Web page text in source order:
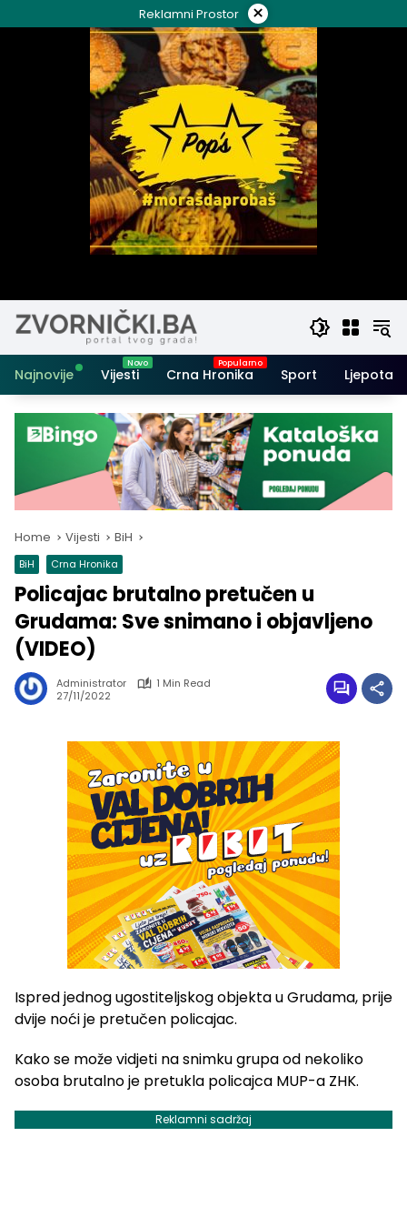
to
Reklamni Prostor ×
Najnovije Vijesti Crna Hronika Sport Ljepota i
Home Vijesti BiH
BiH Crna Hronika
Policajac brutalno pretučen u
Grudama: Sve snimano i objavljeno
(VIDEO)
Administrator
1 Min Read
27/11/2022
Ispred jednog ugostiteljskog objekta u Grudama, prije
dvije noći je pretučen policajac.
Kako se može vidjeti na snimku grupa od nekoliko
osoba brutalno je pretukla policajca MUP-a ZHK.
Reklamni sadržaj